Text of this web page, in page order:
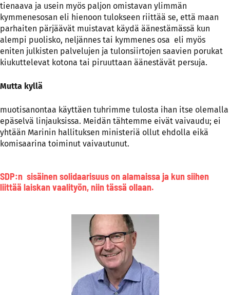
tienaava ja usein myös paljon omistavan ylimmän
kymmenesosan eli hienoon tulokseen riittää se, että maan
parhaiten pärjäävät muistavat käydä äänestämässä kun
alempi puolisko, neljännes tai kymmenes osa eli myös
eniten julkisten palvelujen ja tulonsiirtojen saavien porukat
kiukuttelevat kotona tai piruuttaan äänestävät persuja.
Mutta kyllä
muotisanontaa käyttäen tuhrimme tulosta ihan itse olemalla
epäselvä linjauksissa. Meidän tähtemme eivät vaivaudu; ei
yhtään Marinin hallituksen ministeriä ollut ehdolla eikä
komisaarina toiminut vaivautunut.
SDP:n sisäinen solidaarisuus on alamaissa ja kun siihen
liittää laiskan vaalityön, niin tässä ollaan.